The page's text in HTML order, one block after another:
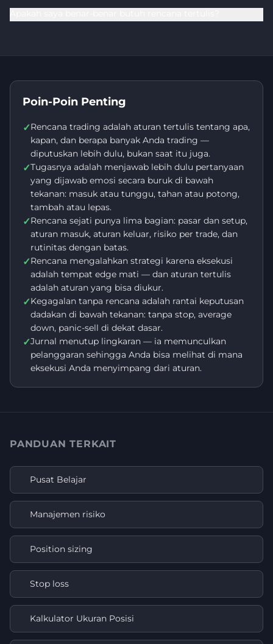
Poin-Poin Penting
✓Rencana trading adalah aturan tertulis tentang apa,
kapan, dan berapa banyak Anda trading —
diputuskan lebih dulu, bukan saat itu juga.
✓Tugasnya adalah menjawab lebih dulu pertanyaan
yang dijawab emosi secara buruk di bawah
tekanan: masuk atau tunggu, tahan atau potong,
tambah atau lepas.
✓Rencana sejati punya lima bagian: pasar dan setup,
aturan masuk, aturan keluar, risiko per trade, dan
rutinitas dengan batas.
✓Rencana mengalahkan strategi karena eksekusi
adalah tempat edge mati — dan aturan tertulis
adalah aturan yang bisa diukur.
✓Kegagalan tanpa rencana adalah rantai keputusan
dadakan di bawah tekanan: tanpa stop, average
down, panic-sell di dekat dasar.
✓Jurnal menutup lingkaran — ia memunculkan
pelanggaran sehingga Anda bisa melihat di mana
eksekusi Anda menyimpang dari aturan.
PANDUAN TERKAIT
Pusat Belajar
Manajemen risiko
Position sizing
Stop loss
Kalkulator Ukuran Posisi